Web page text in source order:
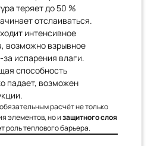
теряет до 50 %
отслаиваться.
интенсивное
возможно взрывное
испарения влаги.
способность
падает, возможен
расчёт не только
элементов, но изащитного слоя
роль теплового барьера.